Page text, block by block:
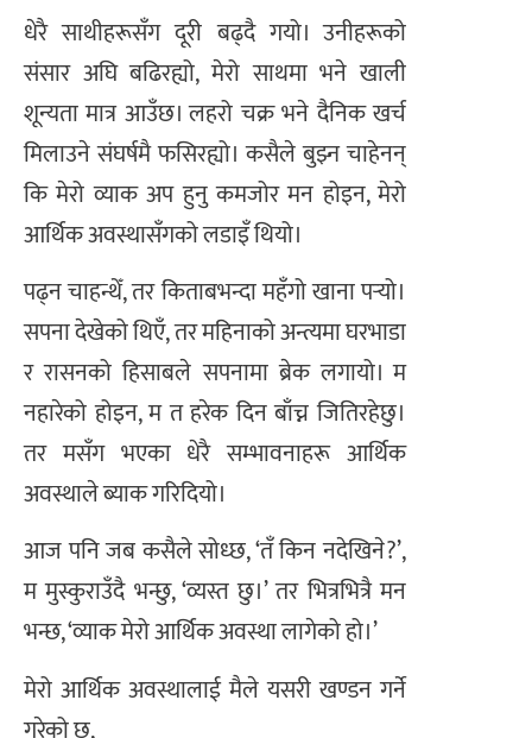
धेरै साथीहरूसँग दूरी बढ्दै गयो। उनीहरूको
संसार अघि बढिरह्यो, मेरो साथमा भने खाली
शून्यता मात्र आउँछ। लहरो चक्र भने दैनिक खर्च
मिलाउने संघर्षमै फसिरह्यो। कसैले बुझ्न चाहेनन्
कि मेरो व्याक अप हुनु कमजोर मन होइन, मेरो
आर्थिक अवस्थासँगको लडाइँ थियो।
पढ्न चाहन्थेँ, तर किताबभन्दा महँगो खाना पर्‍यो।
सपना देखेको थिएँ, तर महिनाको अन्त्यमा घरभाडा
र रासनको हिसाबले सपनामा ब्रेक लगायो। म
नहारेको होइन, म त हरेक दिन बाँच्न जितिरहेछु।
तर मसँग भएका धेरै सम्भावनाहरू आर्थिक
अवस्थाले ब्याक गरिदियो।
आज पनि जब कसैले सोध्छ, ‘तँ किन नदेखिने?’,
म मुस्कुराउँदै भन्छु, ‘व्यस्त छु।’ तर भित्रभित्रै मन
भन्छ, ‘व्याक मेरो आर्थिक अवस्था लागेको हो।’
मेरो आर्थिक अवस्थालाई मैले यसरी खण्डन गर्ने